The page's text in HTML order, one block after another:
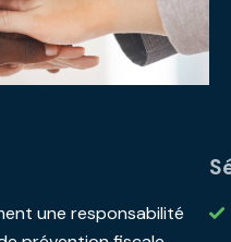
une responsabilité